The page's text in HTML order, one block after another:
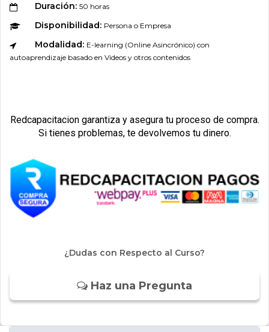
Duración: 50 horas
Disponibilidad: Persona o Empresa
Modalidad: E-learning (Online Asincrónico) con
autoaprendizaje basado en Videos y otros contenidos
Redcapacitacion garantiza y asegura tu proceso de compra.
Si tienes problemas, te devolvemos tu dinero.
¿Dudas con Respecto al Curso?
Haz una Pregunta